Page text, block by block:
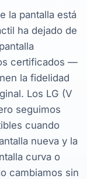
la pantalla está
ha dejado de
certificados —
la fidelidad
Los LG (V
seguimos
cuando
nueva y la
curva o
cambiamos sin